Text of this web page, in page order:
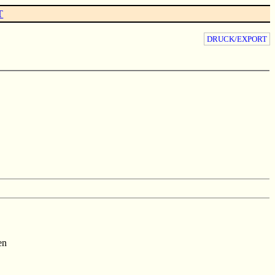
DRUCK/EXPORT